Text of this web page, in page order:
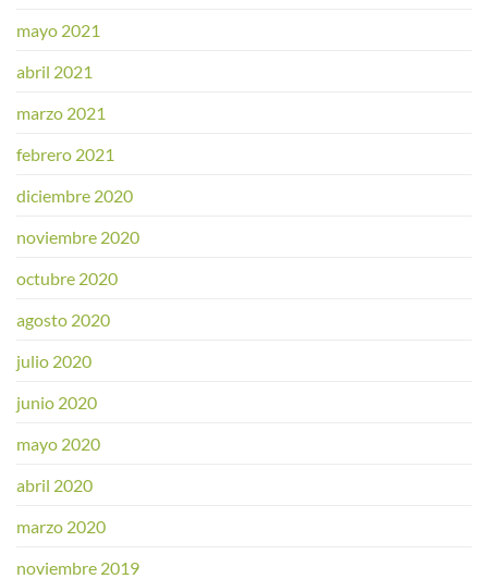
mayo 2021
abril 2021
marzo 2021
febrero 2021
diciembre 2020
noviembre 2020
octubre 2020
agosto 2020
julio 2020
junio 2020
mayo 2020
abril 2020
marzo 2020
noviembre 2019